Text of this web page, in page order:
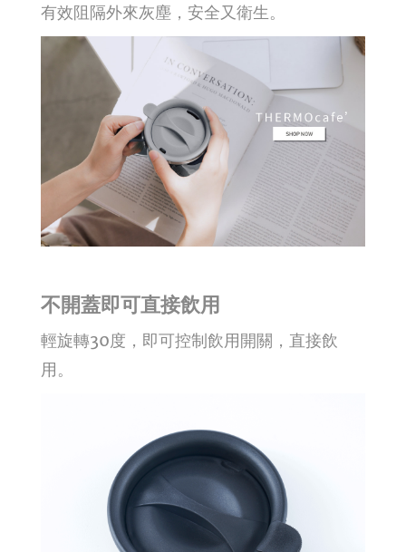
有效阻隔外來灰塵，安全又衛生。
不開蓋即可直接飲用
輕旋轉30度，即可控制飲用開關，直接飲
用。